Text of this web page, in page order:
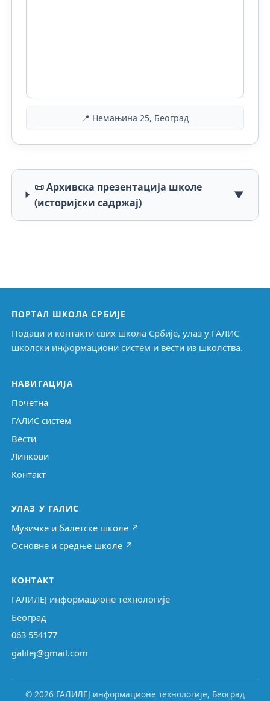
📍 Немањина 25, Београд
📜 Архивска презентација школе
(историјски садржај)
▼
ПОРТАЛ ШКОЛА СРБИЈЕ
Подаци и контакти свих школа Србије, улаз у ГАЛИС
школски информациони систем и вести из школства.
НАВИГАЦИЈА
Почетна
ГАЛИС систем
Вести
Линкови
Контакт
УЛАЗ У ГАЛИС
Музичке и балетске школе ↗
Основне и средње школе ↗
КОНТАКТ
ГАЛИЛЕЈ информационе технологије
Београд
063 554177
galilej@gmail.com
© 2026 ГАЛИЛЕЈ информационе технологије, Београд